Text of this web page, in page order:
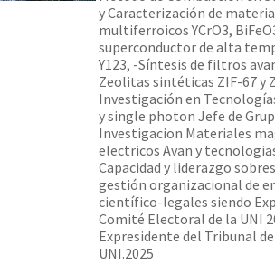
y Caracterización de
multiferroicos YCrO3,
superconductor de alta
Y123, -Síntesis de filtros
Zeolitas sintéticas ZIF-67 y
Investigación en
y single photon Jefe de
Investigacion Materiales
electricos Avan y
Capacidad y liderazgo
gestión organizacional de
científico-legales siendo
Comité Electoral de la UNI
Expresidente del Tribunal
UNI.2025